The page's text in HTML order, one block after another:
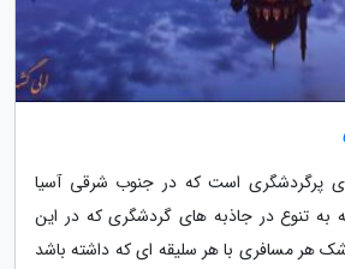
پرگردشگری است که در جنوب شرقی آسیا
به تنوع در جاذبه های گردشگری که در این
هر مسافری با هر سلیقه ای که داشته باشد